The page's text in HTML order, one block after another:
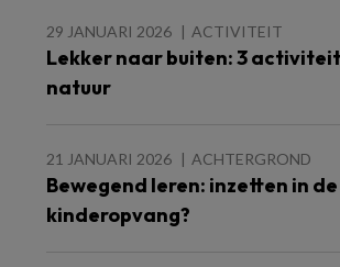
29 JANUARI 2026 ACTIVITEIT
Lekker naar buiten: 3
natuur
21 JANUARI 2026 ACHTERGROND
Bewegend leren: inzetten in de
kinderopvang?